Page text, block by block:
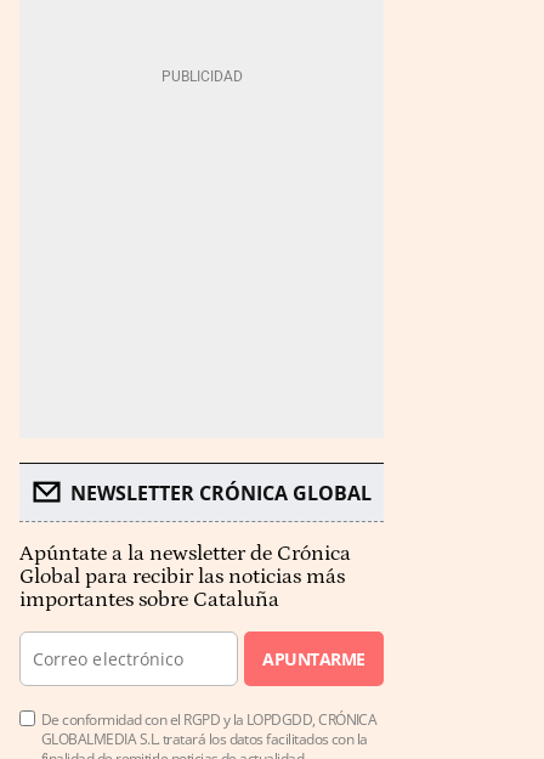
NEWSLETTER CRÓNICA GLOBAL
Apúntate a la newsletter de Crónica
Global para recibir las noticias más
importantes sobre Cataluña
APUNTARME
De conformidad con el RGPD y la LOPDGDD, CRÓNICA
GLOBALMEDIA S.L. tratará los datos facilitados con la